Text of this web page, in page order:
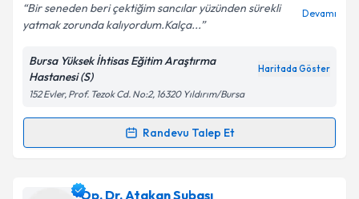
Kişisel verilerimin işlenmesine ilişkin
Aydınlatma
Metni
kapsamda işlenmesini kabul ediyorum.
Takvim Talebini Gönder
Bir seneden beri çektiğim sancılar yüzünden sürekli
yatmak zorunda kalıyordum.Kalça...
Devamı
Bursa Yüksek İhtisas Eğitim Araştırma
Hastanesi (S)
Haritada Göster
152 Evler, Prof. Tezok Cd. No:2, 16320 Yıldırım/Bursa
Randevu Talep Et
Randevu Takvimi Talebi
Uzm. Dr. Erdeniz Duyguluiçin randevu takvimi talebi
Op. Dr. Atakan Subaşı